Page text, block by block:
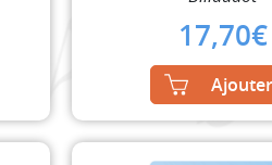
17,70€
Ajouter